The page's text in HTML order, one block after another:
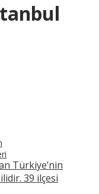
Türkiye’nin
39 ilçesi